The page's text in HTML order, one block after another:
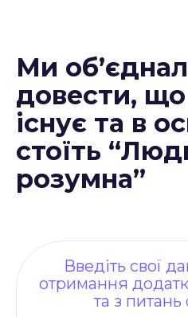
Ми
довести, що
існує та в
стоїть
розумна”
Введіть свої
отримання
та з питань